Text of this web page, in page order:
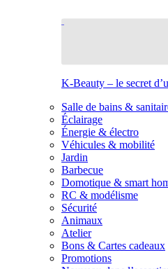
K-Beauty – le secret
Salle de bains &
Éclairage
Énergie & électro
Véhicules & mobilité
Jardin
Barbecue
Domotique & smart
RC & modélisme
Sécurité
Animaux
Atelier
Bons & Cartes cadeaux
Promotions